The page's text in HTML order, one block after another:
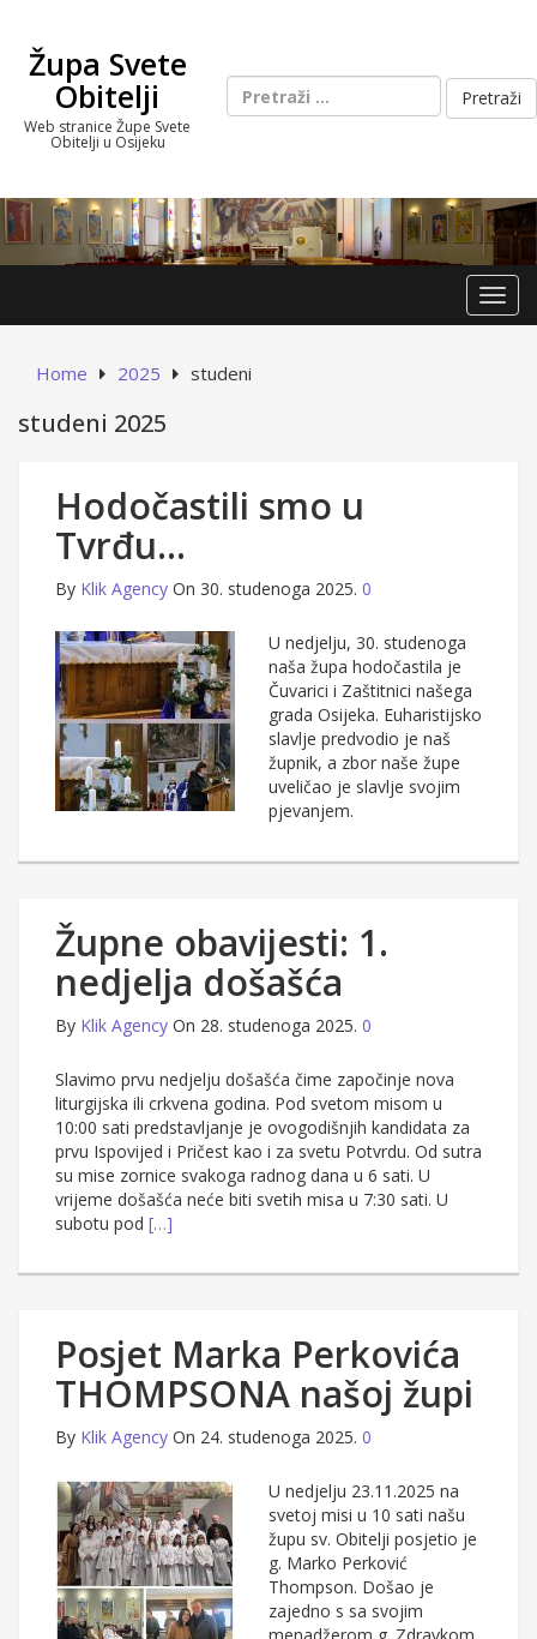
contentŽupa Svete
Obitelji
Web stranice Župe Svete
Obitelji u Osijeku
Pretraži:
Home 2025 studeni
studeni 2025
Hodočastili smo u
Tvrđu…
By Klik Agency On 30. studenoga 2025. 0
U nedjelju, 30. studenoga
naša župa hodočastila je
Čuvarici i Zaštitnici našega
grada Osijeka. Euharistijsko
slavlje predvodio je naš
župnik, a zbor naše župe
uveličao je slavlje svojim
pjevanjem.
Župne obavijesti: 1.
nedjelja došašća
By Klik Agency On 28. studenoga 2025. 0
Slavimo prvu nedjelju došašća čime započinje nova
liturgijska ili crkvena godina. Pod svetom misom u
10:00 sati predstavljanje je ovogodišnjih kandidata za
prvu Ispovijed i Pričest kao i za svetu Potvrdu. Od sutra
su mise zornice svakoga radnog dana u 6 sati. U
vrijeme došašća neće biti svetih misa u 7:30 sati. U
subotu pod […]
Posjet Marka Perkovića
THOMPSONA našoj župi
By Klik Agency On 24. studenoga 2025. 0
U nedjelju 23.11.2025 na
svetoj misi u 10 sati našu
župu sv. Obitelji posjetio je
g. Marko Perković
Thompson. Došao je
zajedno s sa svojim